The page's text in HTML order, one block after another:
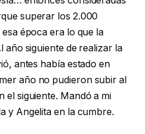
superar los 2.000
época era lo que la
año siguiente de realizar la
antes había estado en
año no pudieron subir al
el siguiente. Mandó a mi
y Angelita en la cumbre.